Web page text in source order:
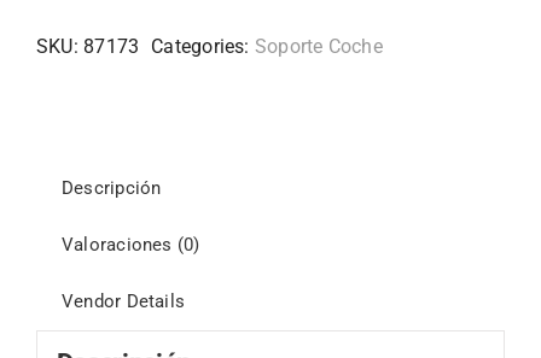
SKU: 87173 Categories: Soporte Coche
Descripción
Valoraciones (0)
Vendor Details